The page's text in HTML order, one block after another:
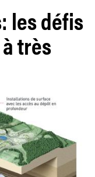
les défis
très